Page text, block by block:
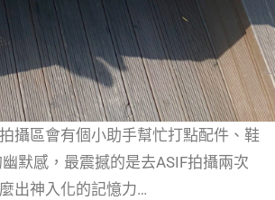
攝區會有個小助手幫忙打點配件、鞋
默感，最震撼的是去ASIF拍攝兩次
出神入化的記憶力…